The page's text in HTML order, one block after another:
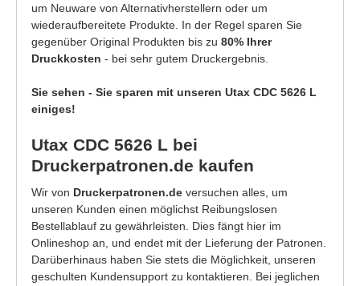
um Neuware von Alternativherstellern oder um
wiederaufbereitete Produkte. In der Regel sparen Sie
gegenüber Original Produkten bis zu 80% Ihrer
Druckkosten - bei sehr gutem Druckergebnis.
Sie sehen - Sie sparen mit unseren Utax CDC 5626 L
einiges!
Utax CDC 5626 L bei
Druckerpatronen.de kaufen
Wir von Druckerpatronen.de versuchen alles, um
unseren Kunden einen möglichst Reibungslosen
Bestellablauf zu gewährleisten. Dies fängt hier im
Onlineshop an, und endet mit der Lieferung der Patronen.
Darüberhinaus haben Sie stets die Möglichkeit, unseren
geschulten Kundensupport zu kontaktieren. Bei jeglichen